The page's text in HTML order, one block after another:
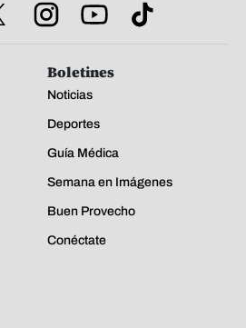
Boletines
Noticias
Deportes
Guía Médica
Semana en Imágenes
Buen Provecho
Conéctate